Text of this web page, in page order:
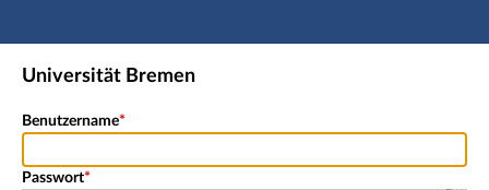
Hauptnavigation
Shibboleth Login
Universität Bremen
Benutzername
Passwort